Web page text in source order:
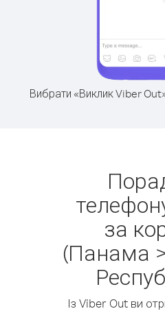
Вибрати «Виклик Viber
за
(Панама
Із Viber Out ви